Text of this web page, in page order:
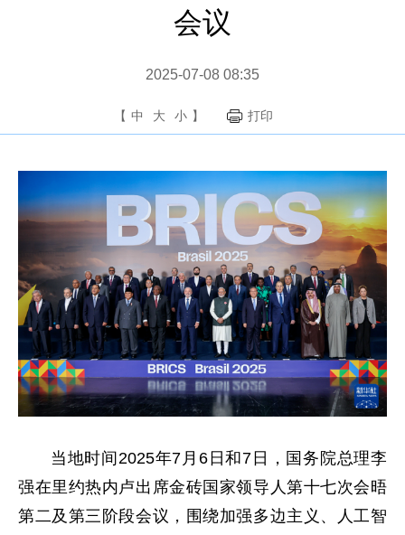
会议
2025-07-08 08:35
【 中 大 小 】 打印
当地时间2025年7月6日和7日，国务院总理李
强在里约热内卢出席金砖国家领导人第十七次会晤
第二及第三阶段会议，围绕加强多边主义、人工智